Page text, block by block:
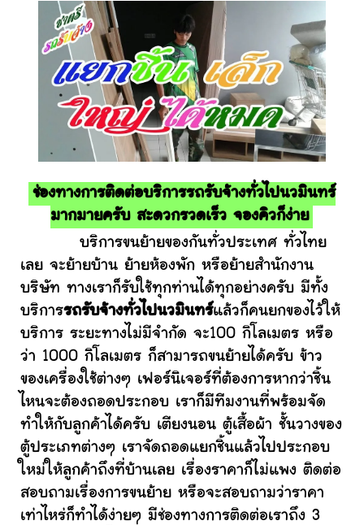
ช่องทางการติดต่อบริการรถรับจ้างทั่วไปนวมินทร์
มากมายครับ สะดวกรวดเร็ว จองคิวก็ง่าย
บริการขนย้ายของกันทั่วประเทศ ทั่วไทย
เลย จะย้ายบ้าน ย้ายห้องพัก หรือย้ายสำนักงาน
บริษัท ทางเราก็รับใช้ทุกท่านได้ทุกอย่างครับ มีทั้ง
บริการรถรับจ้างทั่วไปนวมินทร์แล้วก็คนยกของไว้ให้
บริการ ระยะทางไม่มีจำกัด จะ100 กิโลเมตร หรือ
ว่า 1000 กิโลเมตร ก็สามารถขนย้ายได้ครับ ข้าว
ของเครื่องใช้ต่างๆ เฟอร์นิเจอร์ที่ต้องการหากว่าชิ้น
ไหนจะต้องถอดประกอบ เราก็มีทีมงานที่พร้อมจัด
ทำให้กับลูกค้าได้ครับ เตียงนอน ตู้เสื้อผ้า ชั้นวางของ
ตู้ประเภทต่างๆ เราจัดถอดแยกชิ้นแล้วไปประกอบ
ใหม่ให้ลูกค้าถึงที่บ้านเลย เรื่องราคาก็ไม่แพง ติดต่อ
สอบถามเรื่องการขนย้าย หรือจะสอบถามว่าราคา
เท่าไหร่ก็ทำได้ง่ายๆ มีช่องทางการติดต่อเราถึง 3